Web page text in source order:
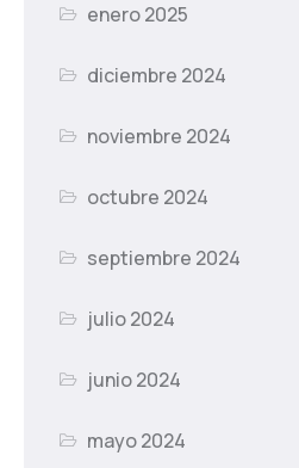
enero 2025
diciembre 2024
noviembre 2024
octubre 2024
septiembre 2024
julio 2024
junio 2024
mayo 2024